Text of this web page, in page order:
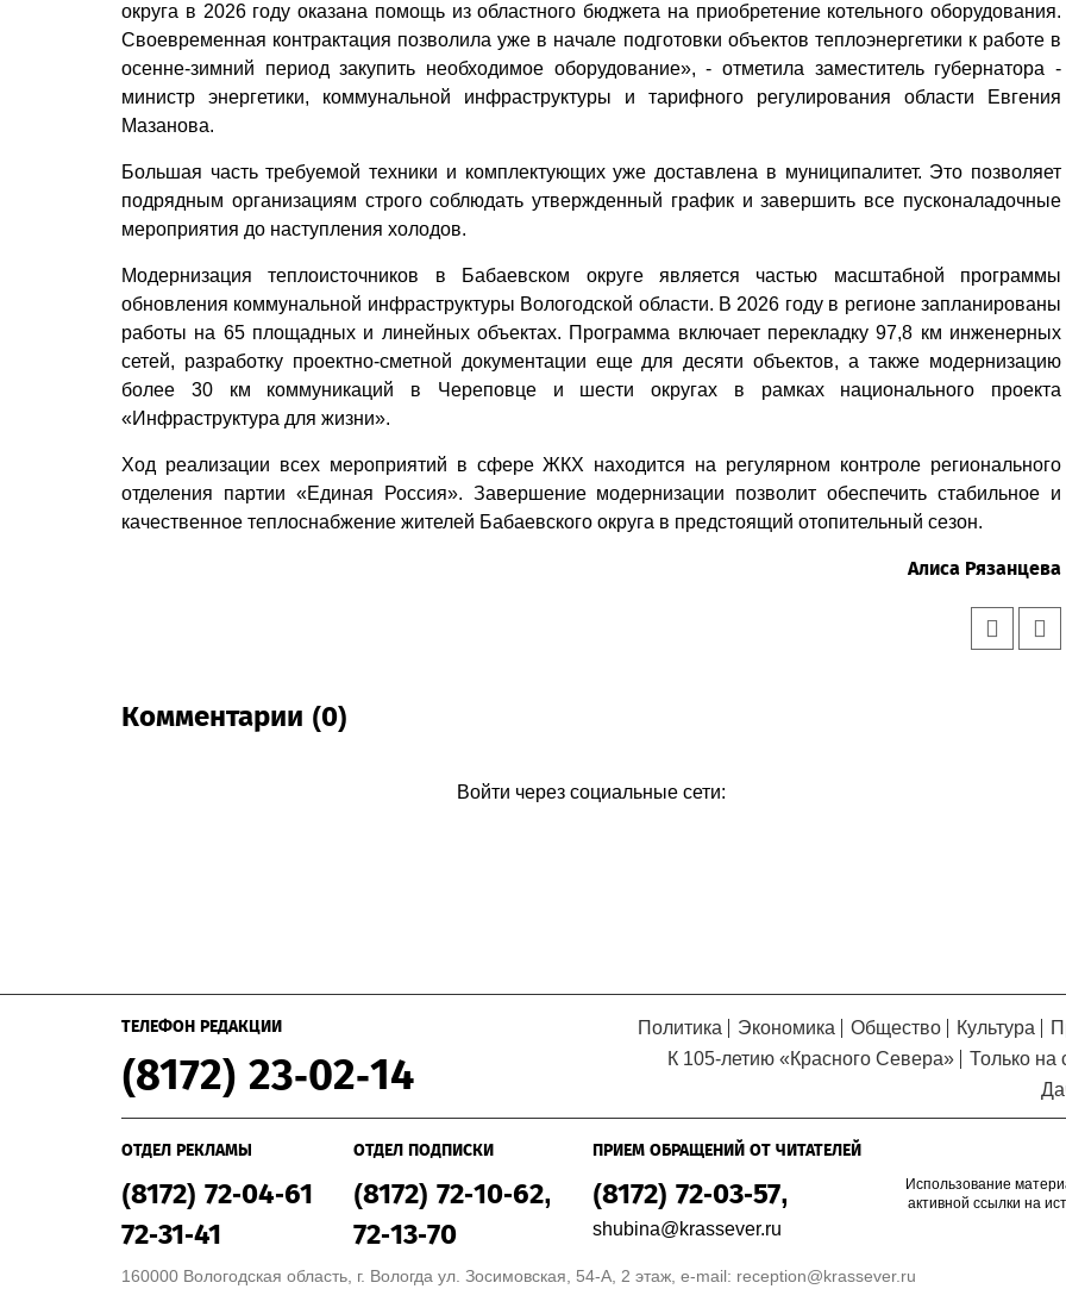
округа в 2026 году оказана помощь из областного бюджета на приобретение котельного оборудования.
Своевременная контрактация позволила уже в начале подготовки объектов теплоэнергетики к работе в
осенне-зимний период закупить необходимое оборудование», - отметила заместитель губернатора -
министр энергетики, коммунальной инфраструктуры и тарифного регулирования области Евгения
Мазанова.
Большая часть требуемой техники и комплектующих уже доставлена в муниципалитет. Это позволяет
подрядным организациям строго соблюдать утвержденный график и завершить все пусконаладочные
мероприятия до наступления холодов.
Модернизация теплоисточников в Бабаевском округе является частью масштабной программы
обновления коммунальной инфраструктуры Вологодской области. В 2026 году в регионе запланированы
работы на 65 площадных и линейных объектах. Программа включает перекладку 97,8 км инженерных
сетей, разработку проектно-сметной документации еще для десяти объектов, а также модернизацию
более 30 км коммуникаций в Череповце и шести округах в рамках национального проекта
«Инфраструктура для жизни».
Ход реализации всех мероприятий в сфере ЖКХ находится на регулярном контроле регионального
отделения партии «Единая Россия». Завершение модернизации позволит обеспечить стабильное и
качественное теплоснабжение жителей Бабаевского округа в предстоящий отопительный сезон.
Алиса Рязанцева
Комментарии (0)
Войти через социальные сети:
Уважаемые посетители сайта!
ТЕЛЕФОН РЕДАКЦИИ
(8172) 23-02-14
Политика Экономика Общество Культура
К 105-летию «Красного Севера»
Только на
ОТДЕЛ РЕКЛАМЫ
(8172) 72-04-61
72-31-41
ОТДЕЛ ПОДПИСКИ
(8172) 72-10-62,
72-13-70
ПРИЕМ ОБРАЩЕНИЙ ОТ ЧИТАТЕЛЕЙ
(8172) 72-03-57,
shubina@krassever.ru
Использование
активной ссылки на
160000 Вологодская область, г. Вологда ул. Зосимовская, 54-А, 2 этаж, e-mail: reception@krassever.ru